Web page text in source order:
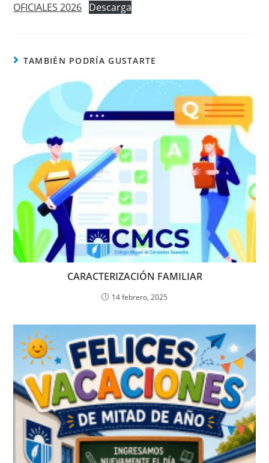
OFICIALES 2026 Descarga
TAMBIÉN PODRÍA GUSTARTE
CARACTERIZACIÓN FAMILIAR
14 febrero, 2025